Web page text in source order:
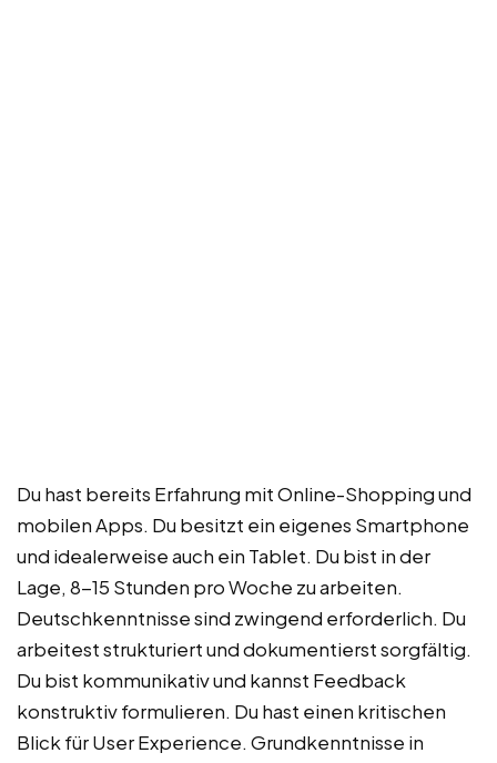
Du hast bereits Erfahrung mit Online-Shopping und
mobilen Apps. Du besitzt ein eigenes Smartphone
und idealerweise auch ein Tablet. Du bist in der
Lage, 8-15 Stunden pro Woche zu arbeiten.
Deutschkenntnisse sind zwingend erforderlich. Du
arbeitest strukturiert und dokumentierst sorgfältig.
Du bist kommunikativ und kannst Feedback
konstruktiv formulieren. Du hast einen kritischen
Blick für User Experience. Grundkenntnisse in